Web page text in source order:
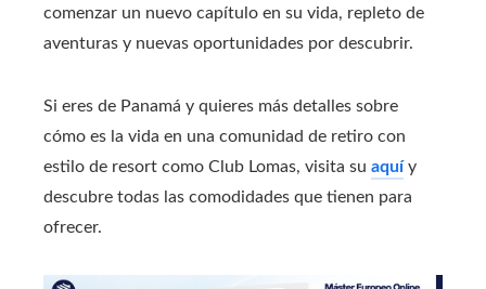
comenzar un nuevo capítulo en su vida, repleto de
aventuras y nuevas oportunidades por descubrir.
Si eres de Panamá y quieres más detalles sobre
cómo es la vida en una comunidad de retiro con
estilo de resort como Club Lomas, visita su aquíy
descubre todas las comodidades que tienen para
ofrecer.